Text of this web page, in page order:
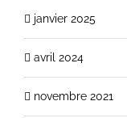
janvier 2025
avril 2024
novembre 2021